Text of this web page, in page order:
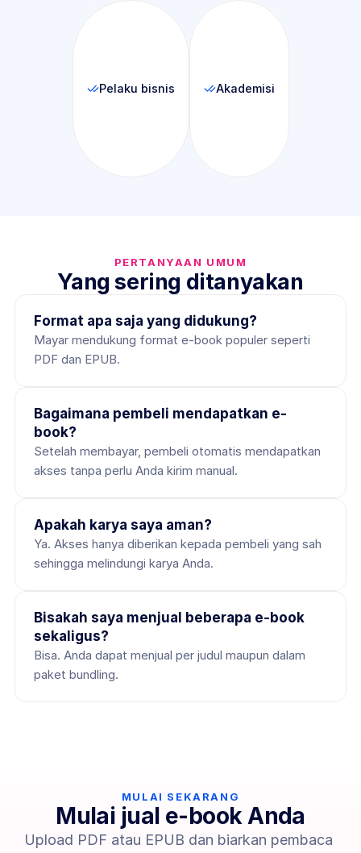
Pelaku bisnis Akademisi
PERTANYAAN UMUM
Yang sering ditanyakan
Format apa saja yang didukung?
Mayar mendukung format e-book populer seperti
PDF dan EPUB.
Bagaimana pembeli mendapatkan e-
book?
Setelah membayar, pembeli otomatis mendapatkan
akses tanpa perlu Anda kirim manual.
Apakah karya saya aman?
Ya. Akses hanya diberikan kepada pembeli yang sah
sehingga melindungi karya Anda.
Bisakah saya menjual beberapa e-book
sekaligus?
Bisa. Anda dapat menjual per judul maupun dalam
paket bundling.
MULAI SEKARANG
Mulai jual e-book Anda
Upload PDF atau EPUB dan biarkan pembaca